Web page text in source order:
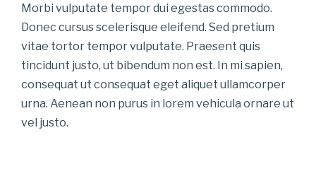
Morbi vulputate tempor dui egestas commodo.
Donec cursus scelerisque eleifend. Sed pretium
vitae tortor tempor vulputate. Praesent quis
tincidunt justo, ut bibendum non est. In mi sapien,
consequat ut consequat eget aliquet ullamcorper
urna. Aenean non purus in lorem vehicula ornare ut
vel justo.